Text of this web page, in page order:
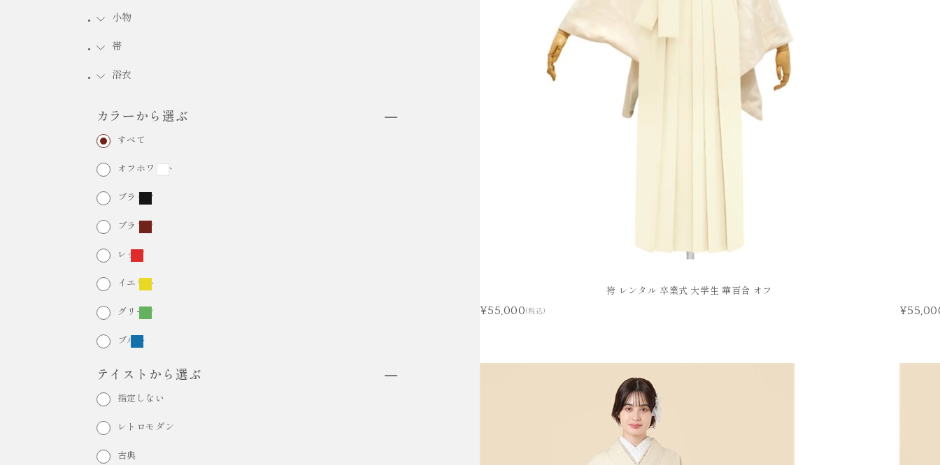
HAKAMA RENTAL FURISODE
振袖
小物
帯
浴衣
カラーから選ぶ
すべて
オフホワイト
ブラック
ブラウン
レッド
イエロー
グリーン
ブルー
テイストから選ぶ
指定しない
レトロモダン
古典
袴 レンタル 卒業式 大学生 華百合 オフ
¥55,000(税込)